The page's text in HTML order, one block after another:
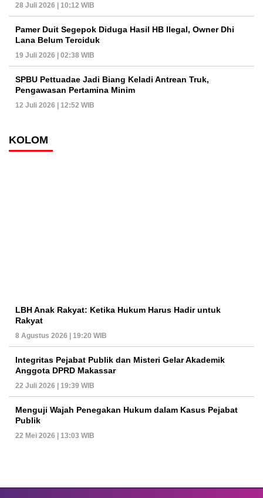
28 Juli 2026 | 10:12 WIB
Pamer Duit Segepok Diduga Hasil HB Ilegal, Owner Dhi
Lana Belum Terciduk
19 Juli 2026 | 02:38 WIB
SPBU Pettuadae Jadi Biang Keladi Antrean Truk,
Pengawasan Pertamina Minim
12 Juli 2026 | 12:52 WIB
KOLOM
LBH Anak Rakyat: Ketika Hukum Harus Hadir untuk
Rakyat
8 Agustus 2026 | 19:20 WIB
Integritas Pejabat Publik dan Misteri Gelar Akademik
Anggota DPRD Makassar
22 Juli 2026 | 19:39 WIB
Menguji Wajah Penegakan Hukum dalam Kasus Pejabat
Publik
22 Mei 2026 | 13:03 WIB